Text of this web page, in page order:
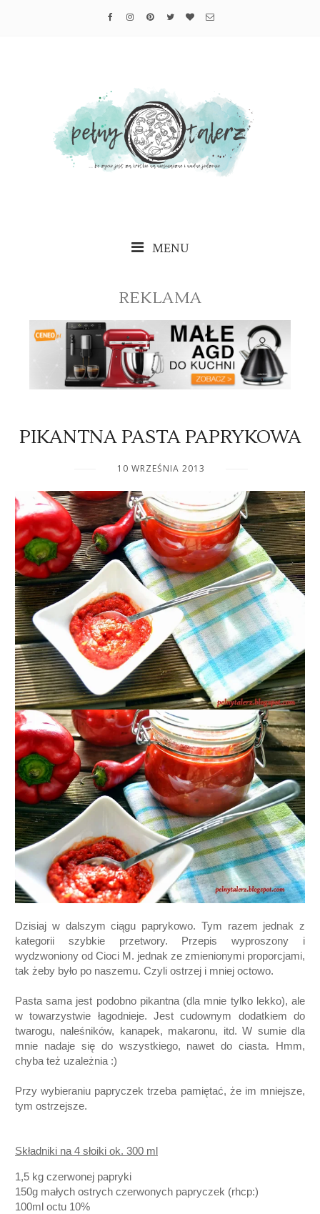
MENU
REKLAMA
PIKANTNA PASTA PAPRYKOWA
10 WRZEŚNIA 2013
Dzisiaj w dalszym ciągu paprykowo. Tym razem jednak z
kategorii szybkie przetwory. Przepis wyproszony i
wydzwoniony od Cioci M. jednak ze zmienionymi proporcjami,
tak żeby było po naszemu. Czyli ostrzej i mniej octowo.
Pasta sama jest podobno pikantna (dla mnie tylko lekko), ale
w towarzystwie łagodnieje. Jest cudownym dodatkiem do
twarogu, naleśników, kanapek, makaronu, itd. W sumie dla
mnie nadaje się do wszystkiego, nawet do ciasta. Hmm,
chyba też uzależnia :)
Przy wybieraniu papryczek trzeba pamiętać, że im mniejsze,
tym ostrzejsze.
Składniki na 4 słoiki ok. 300 ml
1,5 kg czerwonej papryki
150g małych ostrych czerwonych papryczek (rhcp:)
100ml octu 10%